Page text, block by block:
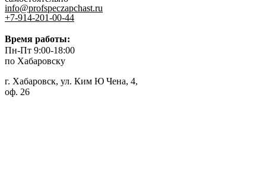
info@profspeczapchast.ru
+7-914-201-00-44
Время работы:
Пн-Пт 9:00-18:00
по Хабаровску
г. Хабаровск, ул. Ким Ю Чена, 4,
оф. 26